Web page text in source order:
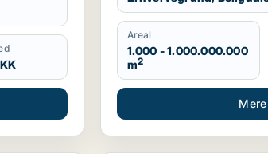
Areal
1.000 - 1.000.000.000
m2